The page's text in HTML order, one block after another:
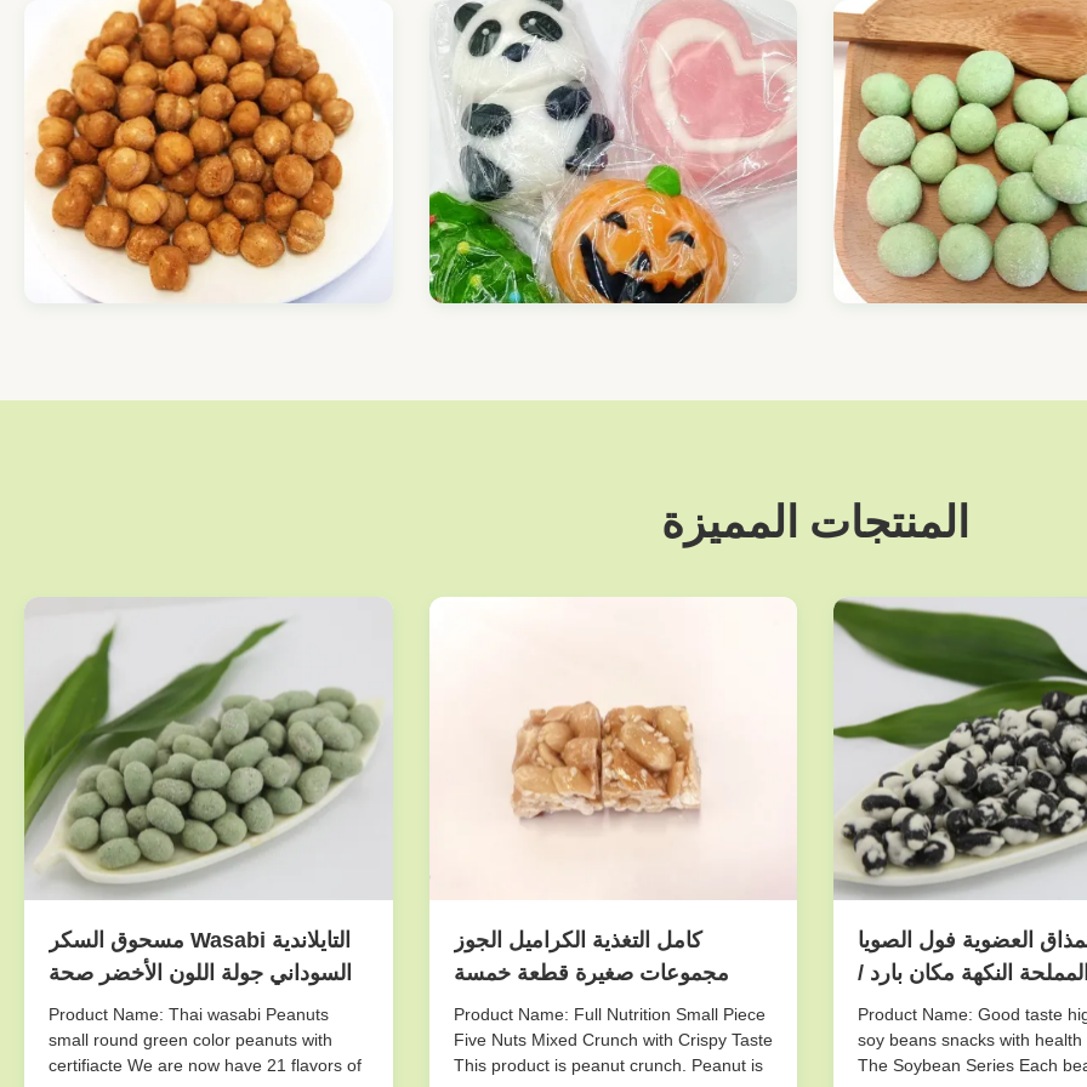
المنتجات المميزة
العضوية فول الصويا
النكهة مكان بارد /
جاف Storaging
Product Name: Good taste
soy beans snacks with
The Soybean Series Each
كامل التغذية الكراميل الجوز
مجموعات صغيرة قطعة خمسة
المكسرات مختلط أزمة كرسبي
الذوق
Product Name: Full Nutrition Small Piece
Five Nuts Mixed Crunch with Crispy Taste
This product is peanut crunch. Peanut is
التايلاندية Wasabi مسحوق السكر
السوداني جولة اللون الأخضر صحة
Certifiacted
Product Name: Thai wasabi Peanuts
small round green color peanuts with
certifiacte We are now have 21 flavors of